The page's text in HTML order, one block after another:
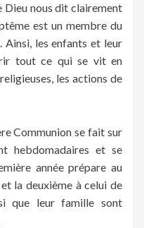
Dieu nous dit clairement
est un membre du
Ainsi, les enfants et leur
tout ce qui se vit en
les actions de
Communion se fait sur
hebdomadaires et se
année prépare au
la deuxième à celui de
que leur famille sont